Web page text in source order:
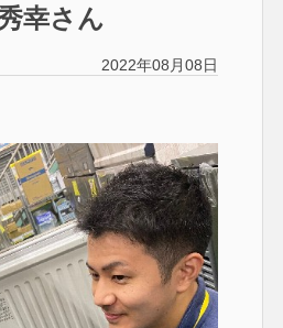
幸さん
2022年08月08日